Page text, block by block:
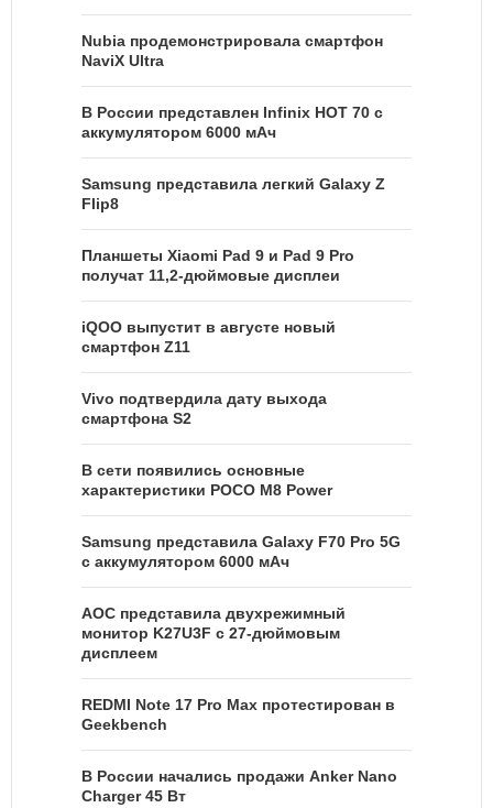
Nubia продемонстрировала смартфон
NaviX Ultra
В России представлен Infinix HOT 70 с
аккумулятором 6000 мАч
Samsung представила легкий Galaxy Z
Flip8
Планшеты Xiaomi Pad 9 и Pad 9 Pro
получат 11,2-дюймовые дисплеи
iQOO выпустит в августе новый
смартфон Z11
Vivo подтвердила дату выхода
смартфона S2
В сети появились основные
характеристики POCO M8 Power
Samsung представила Galaxy F70 Pro 5G
с аккумулятором 6000 мАч
AOC представила двухрежимный
монитор K27U3F с 27-дюймовым
дисплеем
REDMI Note 17 Pro Max протестирован в
Geekbench
В России начались продажи Anker Nano
Charger 45 Вт